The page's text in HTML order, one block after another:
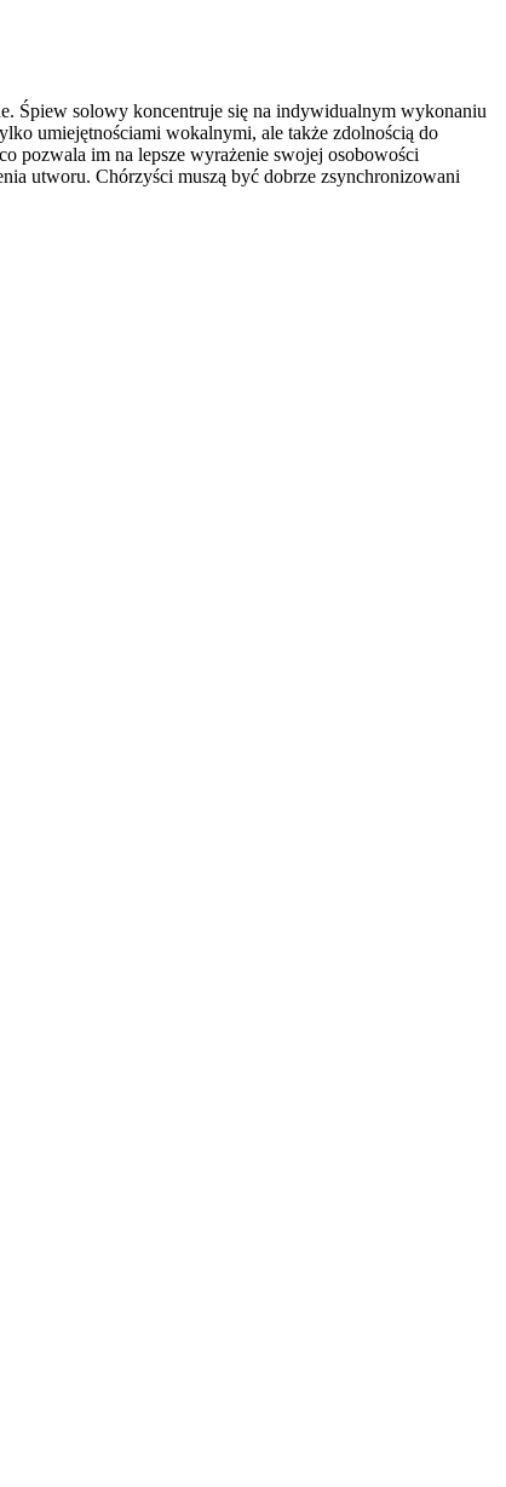
Śpiew solowy koncentruje się na indywidualnym wykonaniu
umiejętnościami wokalnymi, ale także zdolnością do
pozwala im na lepsze wyrażenie swojej osobowości
utworu. Chórzyści muszą być dobrze zsynchronizowani